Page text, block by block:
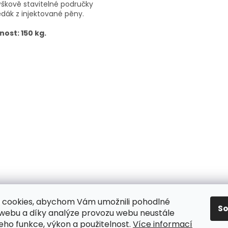
abychom Vám umožnili pohodlné
a díky analýze provozu webu neustále
funkce, výkon a použitelnost. Více informací
stavitelné područky
z injektované pěny.
150 kg.
podmínky / Ochrana osobních údajů / Reklamace /